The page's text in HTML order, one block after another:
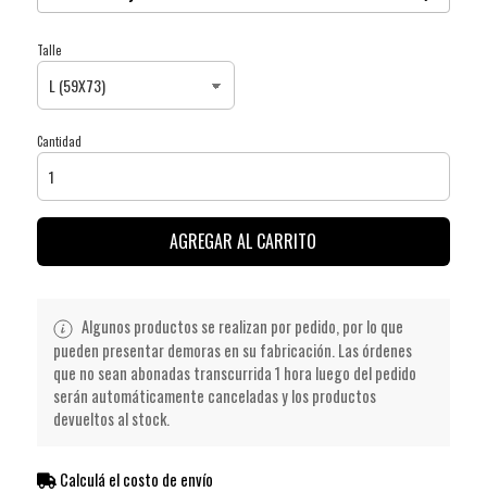
Talle
Cantidad
AGREGAR AL CARRITO
Algunos productos se realizan por pedido, por lo que
pueden presentar demoras en su fabricación. Las órdenes
que no sean abonadas transcurrida 1 hora luego del pedido
serán automáticamente canceladas y los productos
devueltos al stock.
Calculá el costo de envío